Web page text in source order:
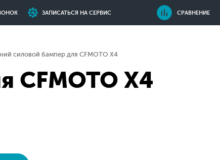
ЗАПИСАТЬСЯ НА СЕРВИС СРАВНЕНИЕ
силовой бампер для CFMOTO X4
CFMOTO X4